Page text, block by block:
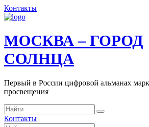
Контакты
МОСКВА – ГОРОД
СОЛНЦА
Первый в России цифровой альманах
просвещения
Контакты